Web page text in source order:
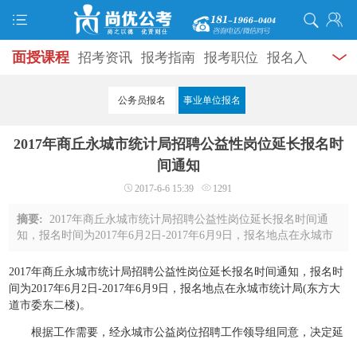
面授课程 招考资讯 报考指南 报考职位 报名入
成绩查询 面试公告 录用公示
学员风采 名师团队
公务员报名 事业单位报名
2017年商丘永城市统计局招聘公益性岗位延长报名时
间通知
2017-6-6 15:39 1291
摘要:2017年商丘永城市统计局招聘公益性岗位延长报名时间通
知，报名时间为2017年6月2日-2017年6月9日，报名地点在永城市
岗位招聘工作领导组同意，决定延长永 ...
2017年商丘永城市统计局招聘公益性岗位延长报名时间通知，报名时
间为2017年6月2日-2017年6月9日，报名地点在永城市统计局(东方大
道市委东二楼)。
根据工作需要，经永城市公益岗位招聘工作领导组同意，决定延